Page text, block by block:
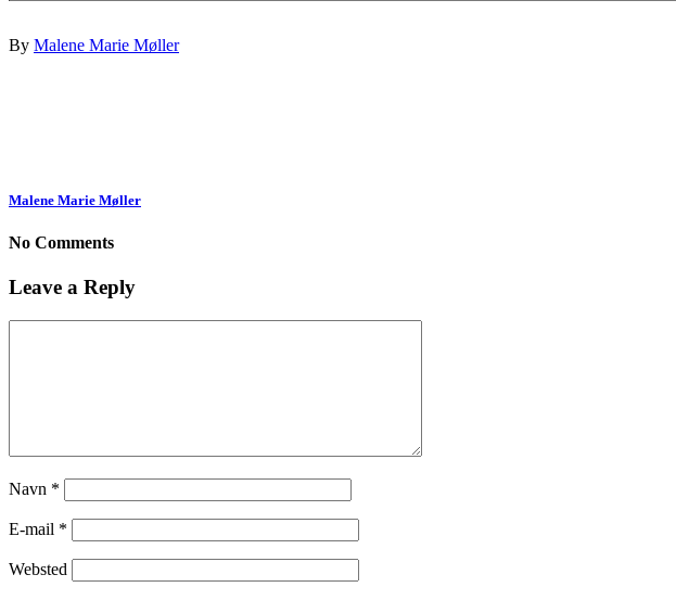
By Malene Marie Møller
Malene Marie Møller
No Comments
Leave a Reply
Navn *
E-mail *
Websted